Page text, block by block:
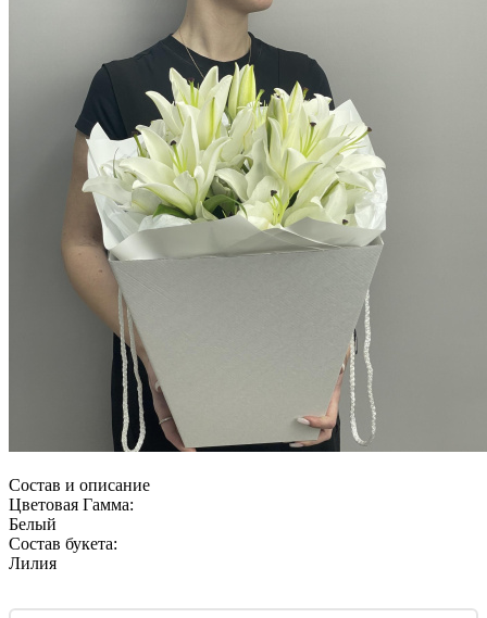
Состав и описание
Цветовая Гамма:
Белый
Состав букета:
Лилия